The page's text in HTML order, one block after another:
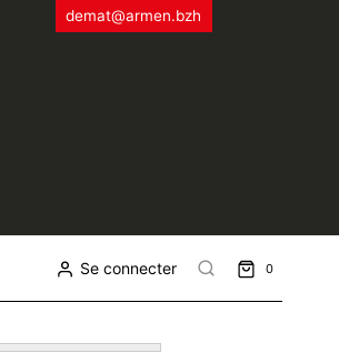
demat@armen.bzh
Se connecter 0